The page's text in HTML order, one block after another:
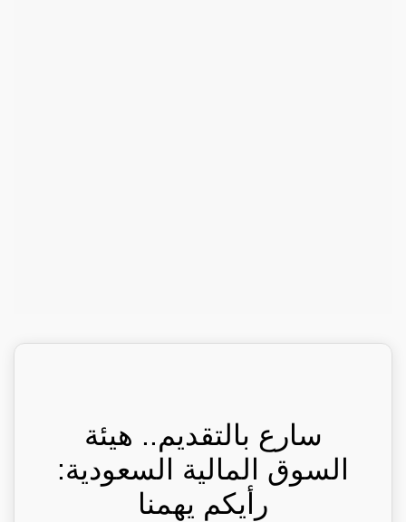
سارع بالتقديم.. هيئة
السوق المالية السعودية:
رأيكم يهمنا